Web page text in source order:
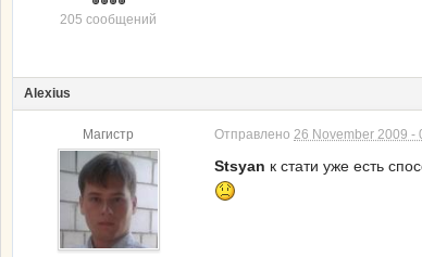
205 сообщений
Alexius
Магистр Отправлено 26 November 2009 -
Stsyan к стати уже есть